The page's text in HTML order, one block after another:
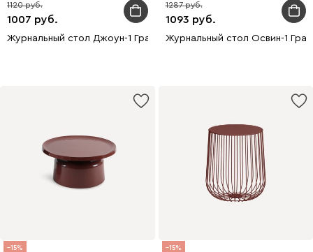
1007
1120
Журнальный стол Джоун-1 Графитовый
1093
1287
Журнальный стол Освин-1
15 15